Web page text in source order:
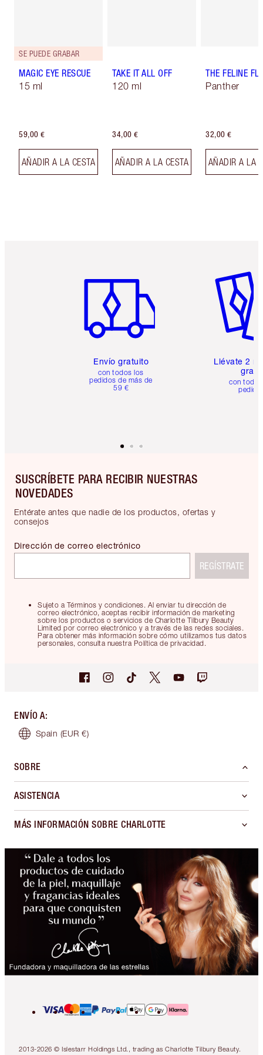
SE PUEDE GRABAR
MAGIC EYE RESCUE
15 ml
59,00 €
AÑADIR A LA CESTA
TAKE IT ALL OFF
120 ml
34,00 €
AÑADIR A LA CESTA
THE FELINE
Panther
32,00 €
AÑADIR A LA
Envío gratuito
con todos los
pedidos de más de
59 €
Llévate 2
gratis
con
SUSCRÍBETE PARA RECIBIR NUESTRAS
NOVEDADES
Entérate antes que nadie de los productos, ofertas y
consejos
Sujeto a Términos y condiciones. Al enviar tu dirección de
correo electrónico, aceptas recibir información de marketing
sobre los productos o servicios de Charlotte Tilbury Beauty
Limited por correo electrónico y a través de las redes sociales.
Para obtener más información sobre cómo utilizamos tus datos
personales, consulta nuestra Política de privacidad.
Dirección de correo electrónico
REGÍSTRATE
ENVÍO A:
Spain (EUR €)
SOBRE
ASISTENCIA
MÁS INFORMACIÓN SOBRE CHARLOTTE
2013-2026 © Islestarr Holdings Ltd., trading as Charlotte Tilbury Beauty.